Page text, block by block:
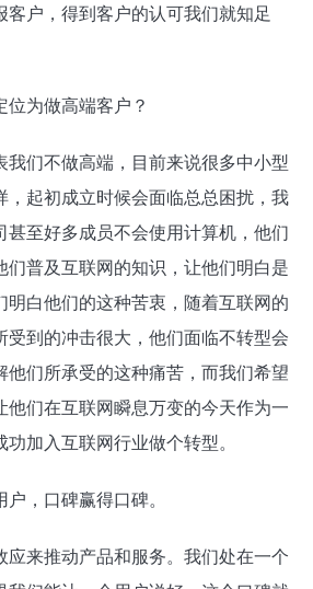
客户，得到客户的认可我们就知足
为做高端客户？
我们不做高端，目前来说很多中小型
，起初成立时候会面临总总困扰，我
甚至好多成员不会使用计算机，他们
们普及互联网的知识，让他们明白是
明白他们的这种苦衷，随着互联网的
受到的冲击很大，他们面临不转型会
他们所承受的这种痛苦，而我们希望
他们在互联网瞬息万变的今天作为一
加入互联网行业做个转型。
，口碑赢得口碑。
应来推动产品和服务。我们处在一个